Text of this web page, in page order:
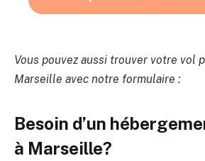
Vous pouvez aussi trouver votre vol
Marseille avec notre formulaire :
Besoin d’un
à Marseille?